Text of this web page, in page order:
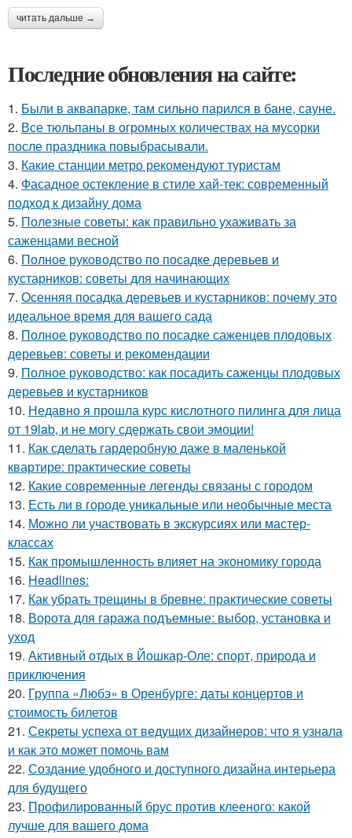
читать дальше →
Последние обновления на сайте:
1. Были в аквапарке, там сильно парился в бане, сауне.
2. Все тюльпаны в огромных количествах на мусорки
после праздника повыбрасывали.
3. Какие станции метро рекомендуют туристам
4. Фасадное остекление в стиле хай-тек: современный
подход к дизайну дома
5. Полезные советы: как правильно ухаживать за
саженцами весной
6. Полное руководство по посадке деревьев и
кустарников: советы для начинающих
7. Осенняя посадка деревьев и кустарников: почему это
идеальное время для вашего сада
8. Полное руководство по посадке саженцев плодовых
деревьев: советы и рекомендации
9. Полное руководство: как посадить саженцы плодовых
деревьев и кустарников
10. Недавно я прошла курс кислотного пилинга для лица
от 19lab, и не могу сдержать свои эмоции!
11. Как сделать гардеробную даже в маленькой
квартире: практические советы
12. Какие современные легенды связаны с городом
13. Есть ли в городе уникальные или необычные места
14. Можно ли участвовать в экскурсиях или мастер-
классах
15. Как промышленность влияет на экономику города
16. Headlines:
17. Как убрать трещины в бревне: практические советы
18. Ворота для гаража подъемные: выбор, установка и
уход
19. Активный отдых в Йошкар-Оле: спорт, природа и
приключения
20. Группа «Любэ» в Оренбурге: даты концертов и
стоимость билетов
21. Секреты успеха от ведущих дизайнеров: что я узнала
и как это может помочь вам
22. Создание удобного и доступного дизайна интерьера
для будущего
23. Профилированный брус против клееного: какой
лучше для вашего дома